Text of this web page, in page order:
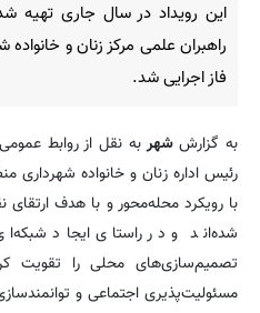
این رویداد در سال جاری تهیه
راهبران علمی مرکز زنان و
فاز اجرایی شد.
به گزارششهربه نقل از روابط
رئیس اداره زنان و خانواده
با رویکرد محله‌محور و با هدف
شده‌اند و در راستای ایجاد
تصمیم‌سازی‌های محلی را تقویت
مسئولیت‌پذیری اجتماعی و